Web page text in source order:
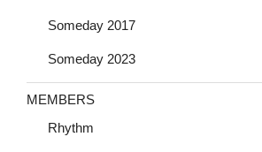
Someday 2017
Someday 2023
MEMBERS
Rhythm